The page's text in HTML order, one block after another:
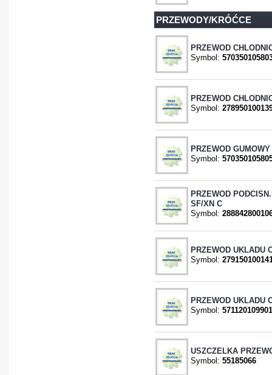
PRZEWODY/KRÓĆCE
PRZEWOD
Symbol:
PRZEWOD
Symbol:
PRZEWOD
Symbol:
PRZEWOD
SF/XN C
Symbol:
PRZEWOD UKLADU
Symbol:
PRZEWOD UKLADU
Symbol: 571120109901
USZCZELKA
Symbol: 55185066